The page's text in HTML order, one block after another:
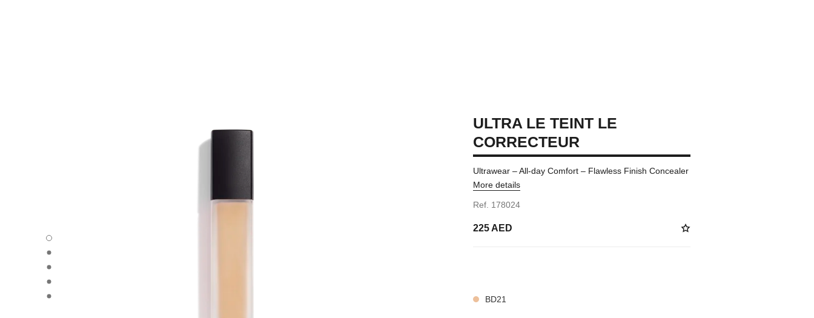
ULTRA LE TEINT LE CORRECTEUR - Default view
ULTRA LE TEINT LE CORRECTEUR - Alternative view 1
ULTRA LE TEINT LE CORRECTEUR - Basic texture view
ULTRA LE TEINT LE CORRECTEUR - product.packShot.APPLICATION_VISUAL_1
ULTRA LE TEINT LE CORRECTEUR - product.packShot.APPLICATION_VISUAL_2
ULTRA LE TEINT LE
CORRECTEUR
Ultrawear – All-day Comfort – Flawless Finish Concealer
More details
Ref. 178024
225 AED
BD21